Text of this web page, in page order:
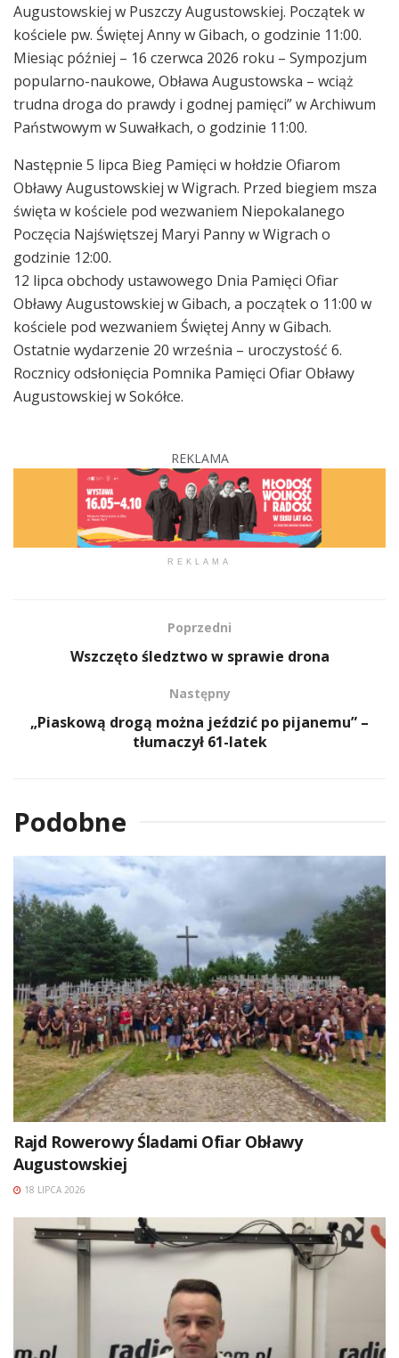
Augustowskiej w Puszczy Augustowskiej. Początek w
kościele pw. Świętej Anny w Gibach, o godzinie 11:00.
Miesiąc później – 16 czerwca 2026 roku – Sympozjum
popularno-naukowe, Obława Augustowska – wciąż
trudna droga do prawdy i godnej pamięci” w Archiwum
Państwowym w Suwałkach, o godzinie 11:00.
Następnie 5 lipca Bieg Pamięci w hołdzie Ofiarom
Obławy Augustowskiej w Wigrach. Przed biegiem msza
święta w kościele pod wezwaniem Niepokalanego
Poczęcia Najświętszej Maryi Panny w Wigrach o
godzinie 12:00.
12 lipca obchody ustawowego Dnia Pamięci Ofiar
Obławy Augustowskiej w Gibach, a początek o 11:00 w
kościele pod wezwaniem Świętej Anny w Gibach.
Ostatnie wydarzenie 20 września – uroczystość 6.
Rocznicy odsłonięcia Pomnika Pamięci Ofiar Obławy
Augustowskiej w Sokółce.
REKLAMA
REKLAMA
Poprzedni
Wszczęto śledztwo w sprawie drona
Następny
„Piaskową drogą można jeździć po pijanemu” –
tłumaczył 61-latek
Podobne
Rajd Rowerowy Śladami Ofiar Obławy
Augustowskiej
18 LIPCA 2026